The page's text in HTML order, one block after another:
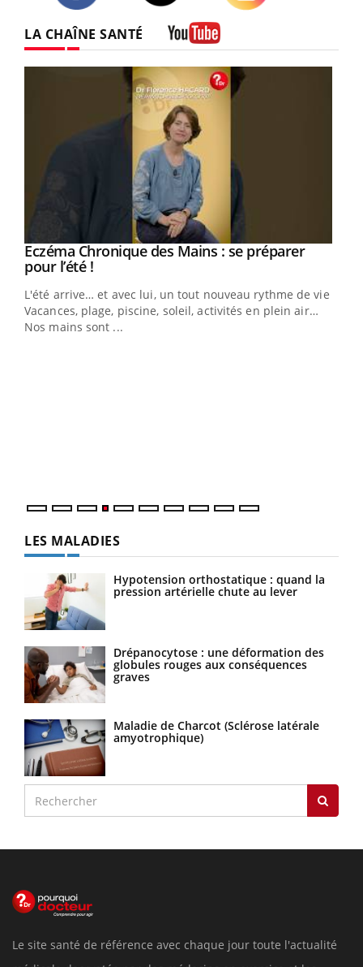
LA CHAÎNE SANTÉ
Youtube
Eczéma Chronique des Mains : se préparer
pour l’été !Youtube
L'été arrive… et avec lui, un tout nouveau rythme de vie !
Vacances, plage, piscine, soleil, activités en plein air…
Nos mains sont ...
LES MALADIES
Hypotension orthostatique : quand la
pression artérielle chute au lever
Drépanocytose : une déformation des
globules rouges aux conséquences
graves
Maladie de Charcot (Sclérose latérale
amyotrophique)
Le site santé de référence avec chaque jour toute l'actualité